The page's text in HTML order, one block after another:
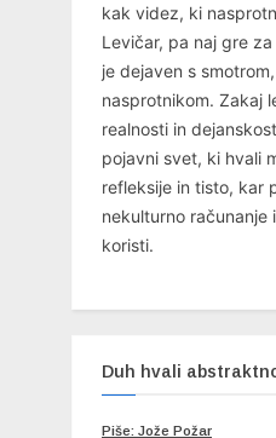
kak videz, ki
Levičar, pa naj gre
je dejaven s
nasprotnikom. Zakaj
realnosti in
pojavni svet, ki hvali
refleksije in tisto, kar
nekulturno računanje
koristi.
Duh hvali
Piše: Jože Požar